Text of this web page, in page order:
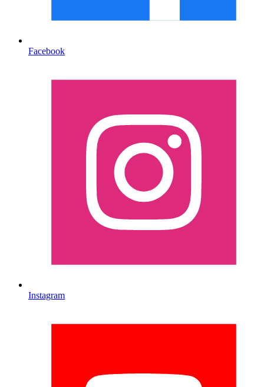
Facebook
Instagram